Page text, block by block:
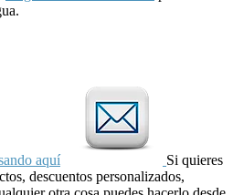
aquí
Si quieres
descuentos personalizados,